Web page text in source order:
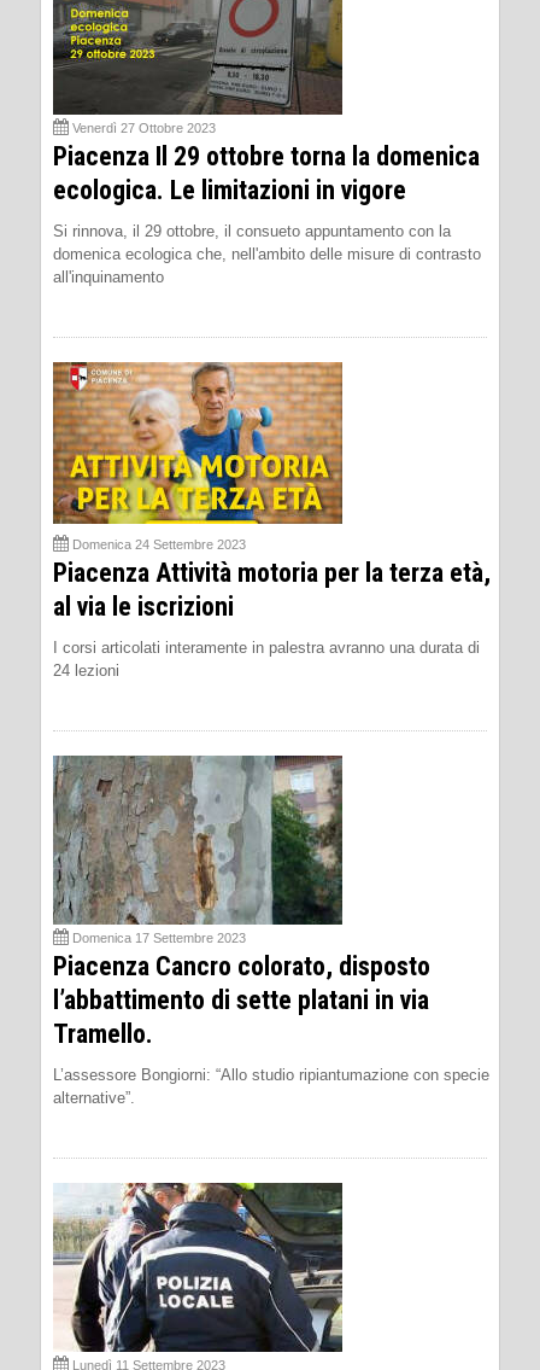
Venerdì 27 Ottobre 2023
Piacenza Il 29 ottobre torna la domenica
ecologica. Le limitazioni in vigore
Si rinnova, il 29 ottobre, il consueto appuntamento con la
domenica ecologica che, nell'ambito delle misure di contrasto
all'inquinamento
Domenica 24 Settembre 2023
Piacenza Attività motoria per la terza età,
al via le iscrizioni
I corsi articolati interamente in palestra avranno una durata di
24 lezioni
Domenica 17 Settembre 2023
Piacenza Cancro colorato, disposto
l’abbattimento di sette platani in via
Tramello.
L’assessore Bongiorni: “Allo studio ripiantumazione con specie
alternative”.
Lunedì 11 Settembre 2023